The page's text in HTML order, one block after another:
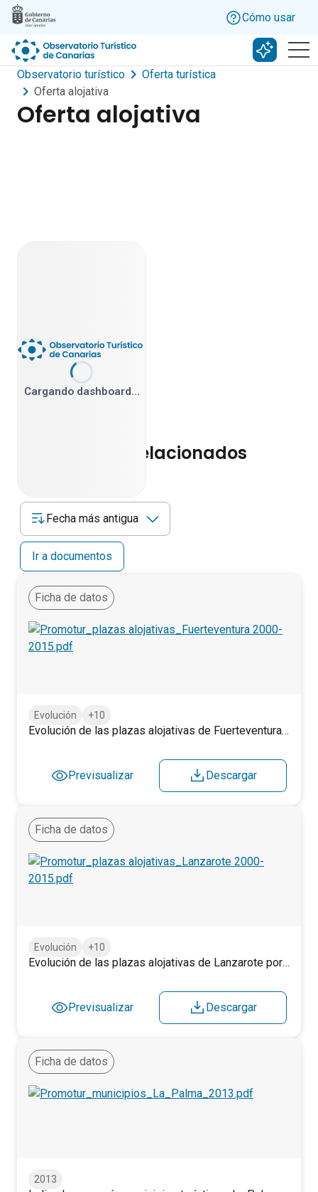
Skip to main content
Cómo usar
Buscar
Observatorio turístico
Oferta turística
Oferta alojativa
Oferta alojativa
Cargando dashboard…
Documentos relacionados
Ir a documentos
Fecha más antigua
Ficha de datos
Evolución +10
Evolución de las plazas alojativas de Fuerteventura por municipios (2000-2015).
Previsualizar Descargar
Ficha de datos
Evolución +10
Evolución de las plazas alojativas de Lanzarote por municipios (2000-2015).
Previsualizar Descargar
Ficha de datos
2013